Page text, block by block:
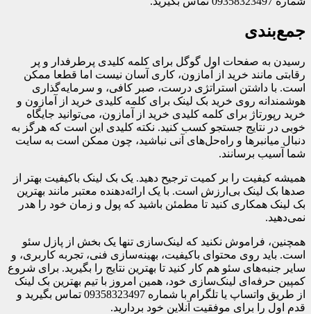
جمع‌بندی
رسیدن به صفحات اول گوگل برای کلمه کلیدی پرطرفدار و پر
رقابتی مانند خرید از آمازون، کاری آسان نیست اما قطعا ممکن
است. با داشتن استراتژی درست، صبر کافی، و سرمایه‌گذاری
هوشمندانه روی خرید بک لینک برای کلمه کلیدی خرید از آمازون و
خرید رپورتاژ برای کلمه کلیدی خرید از آمازون، می‌توانید جایگاه
خوبی در نتایج جستجو کسب کنید. نکته کلیدی این است که هرگز به
دنبال میانبرها و راه‌حل‌های آنی نباشید، چون ممکن است به سایت
شما آسیب برسانند.
همیشه کیفیت را بر کمیت ترجیح دهید. یک بک لینک باکیفیت بهتر از
صدها بک لینک بی‌ارزش است. با یک ارائه‌دهنده معتبر مانند بهترین
بک لینک همکاری کنید تا مطمئن باشید که پول و زمان خود را هدر
نمی‌دهید.
همچنین، فراموش نکنید که لینک‌سازی تنها یک بخش از پازل سئو
است. باید روی محتوای باکیفیت، بهینه‌سازی فنی، تجربه کاربری، و
سایر جنبه‌های سئو هم کار کنید تا بهترین نتایج را بگیرید. برای شروع
کمپین حرفه‌ای لینک‌سازی خود، همین امروز با تیم بهترین بک لینک
از طریق واتساپ یا تلگرام با شماره 09358323497 تماس بگیرید و
قدم اول را برای موفقیت آنلاین خود بردارید.